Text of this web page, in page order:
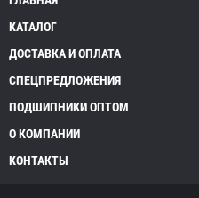
КАТАЛОГ
ДОСТАВКА И ОПЛАТА
СПЕЦПРЕДЛОЖЕНИЯ
ПОДШИПНИКИ ОПТОМ
О КОМПАНИИ
КОНТАКТЫ